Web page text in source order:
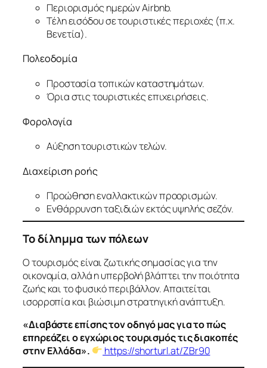
Περιορισμός ημερών Airbnb.
Τέλη εισόδου σε τουριστικές περιοχές (π.χ.
Βενετία).
Πολεοδομία
Προστασία τοπικών καταστημάτων.
Όρια στις τουριστικές επιχειρήσεις.
Φορολογία
Αύξηση τουριστικών τελών.
Διαχείριση ροής
Προώθηση εναλλακτικών προορισμών.
Ενθάρρυνση ταξιδιών εκτός υψηλής σεζόν.
Το δίλημμα των πόλεων
Ο τουρισμός είναι ζωτικής σημασίας για την
οικονομία, αλλά η υπερβολή βλάπτει την ποιότητα
ζωής και το φυσικό περιβάλλον. Απαιτείται
ισορροπία και βιώσιμη στρατηγική ανάπτυξη.
«Διαβάστε επίσης τον οδηγό μας για το πώς
επηρεάζει ο εγχώριος τουρισμός τις διακοπές
στην Ελλάδα». https://shorturl.at/ZBr90